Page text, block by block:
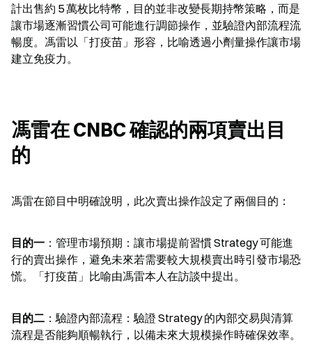
計出售約 5 萬枚比特幣，目的並非改變長期持幣策略，而是
讓市場逐漸習慣公司可能進行調節操作，並驗證內部流程流
暢度。馮雷以「打疫苗」形容，比喻透過小劑量操作讓市場
建立免疫力。
馮雷在 CNBC 確認的兩項賣出目
的
馮雷在節目中明確說明，此次賣出操作設定了兩個目的：
目的一 ：管理市場預期：讓市場提前習慣 Strategy 可能進
行的賣出操作，避免未來若需要較大規模賣出時引發市場恐
慌。「打疫苗」比喻由馮雷本人在訪談中提出。
目的二 ：驗證內部流程：驗證 Strategy 的內部交易與清算
流程是否能夠順暢執行，以備未來大規模操作時確保效率。